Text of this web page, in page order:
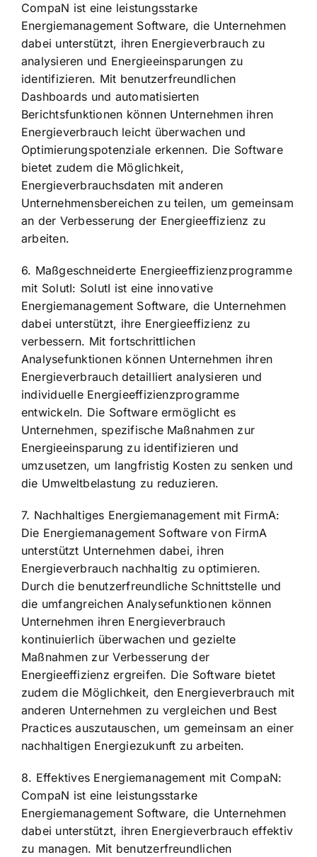
CompaN ist eine leistungsstarke
Energiemanagement Software, die Unternehmen
dabei unterstützt, ihren Energieverbrauch zu
analysieren und Energieeinsparungen zu
identifizieren. Mit benutzerfreundlichen
Dashboards und automatisierten
Berichtsfunktionen können Unternehmen ihren
Energieverbrauch leicht überwachen und
Optimierungspotenziale erkennen. Die Software
bietet zudem die Möglichkeit,
Energieverbrauchsdaten mit anderen
Unternehmensbereichen zu teilen, um gemeinsam
an der Verbesserung der Energieeffizienz zu
arbeiten.
6. Maßgeschneiderte Energieeffizienzprogramme
mit SolutI: SolutI ist eine innovative
Energiemanagement Software, die Unternehmen
dabei unterstützt, ihre Energieeffizienz zu
verbessern. Mit fortschrittlichen
Analysefunktionen können Unternehmen ihren
Energieverbrauch detailliert analysieren und
individuelle Energieeffizienzprogramme
entwickeln. Die Software ermöglicht es
Unternehmen, spezifische Maßnahmen zur
Energieeinsparung zu identifizieren und
umzusetzen, um langfristig Kosten zu senken und
die Umweltbelastung zu reduzieren.
7. Nachhaltiges Energiemanagement mit FirmA:
Die Energiemanagement Software von FirmA
unterstützt Unternehmen dabei, ihren
Energieverbrauch nachhaltig zu optimieren.
Durch die benutzerfreundliche Schnittstelle und
die umfangreichen Analysefunktionen können
Unternehmen ihren Energieverbrauch
kontinuierlich überwachen und gezielte
Maßnahmen zur Verbesserung der
Energieeffizienz ergreifen. Die Software bietet
zudem die Möglichkeit, den Energieverbrauch mit
anderen Unternehmen zu vergleichen und Best
Practices auszutauschen, um gemeinsam an einer
nachhaltigen Energiezukunft zu arbeiten.
8. Effektives Energiemanagement mit CompaN:
CompaN ist eine leistungsstarke
Energiemanagement Software, die Unternehmen
dabei unterstützt, ihren Energieverbrauch effektiv
zu managen. Mit benutzerfreundlichen